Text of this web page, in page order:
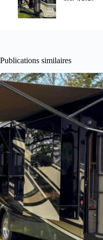
Publications similaires